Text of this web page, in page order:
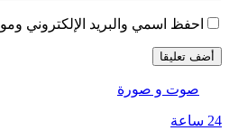
احفظ اسمي والبريد الإلكتروني
صوت و صورة
24 ساعة